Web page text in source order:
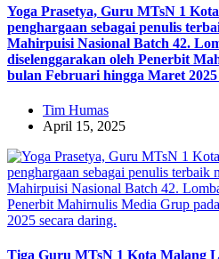
Yoga Prasetya, Guru MTsN 1
penghargaan sebagai penulis
Mahirpuisi Nasional Batch 42.
diselenggarakan oleh Penerbit
bulan Februari hingga Maret
Tim Humas
April 15, 2025
Tiga Guru MTsN 1 Kota Malang